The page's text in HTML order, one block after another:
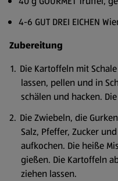
4-6 GUT DREI EICHEN
Zubereitung
Die Kartoffeln mit
lassen, pellen und in
schälen und hacken.
Die Zwiebeln, die
Salz, Pfeffer, Zucker
aufkochen. Die heiße
gießen. Die Kartoffeln
ziehen lassen.